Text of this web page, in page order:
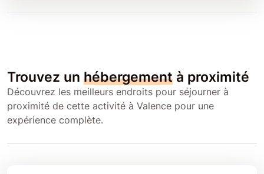
Trouvez un hébergement à proximité
Découvrez les meilleurs endroits pour séjourner à
proximité de cette activité à Valence pour une
expérience complète.